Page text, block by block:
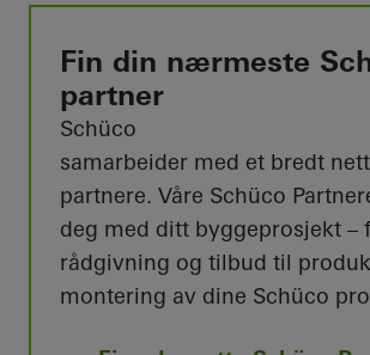
Fin din nærmeste
partner
Schüco
samarbeider med et bredt
partnere. Våre Schüco
deg med ditt byggeprosjekt –
rådgivning og tilbud til
montering av dine Schüco